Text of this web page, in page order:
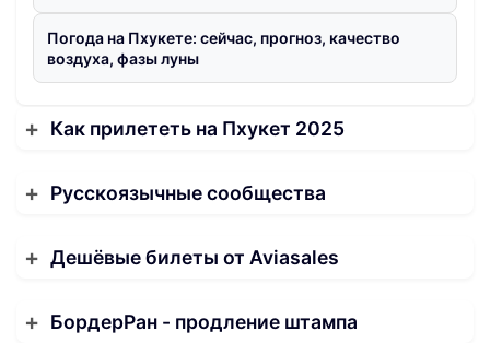
Погода на Пхукете: сейчас, прогноз, качество
воздуха, фазы луны
Как прилететь на Пхукет 2025
Русскоязычные сообщества
Дешёвые билеты от Aviasales
БордерРан - продление штампа